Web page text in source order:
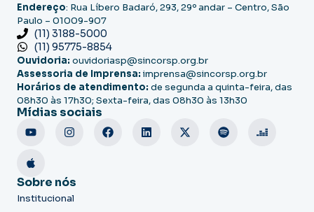
Endereço: Rua Líbero Badaró, 293, 29º andar – Centro, São
Paulo – 01009-907
(11) 3188-5000
(11) 95775-8854
Ouvidoria: ouvidoriasp@sincorsp.org.br
Assessoria de Imprensa: imprensa@sincorsp.org.br
Horários de atendimento: de segunda a quinta-feira, das
08h30 às 17h30; Sexta-feira, das 08h30 às 13h30
Mídias sociais
Sobre nós
Institucional